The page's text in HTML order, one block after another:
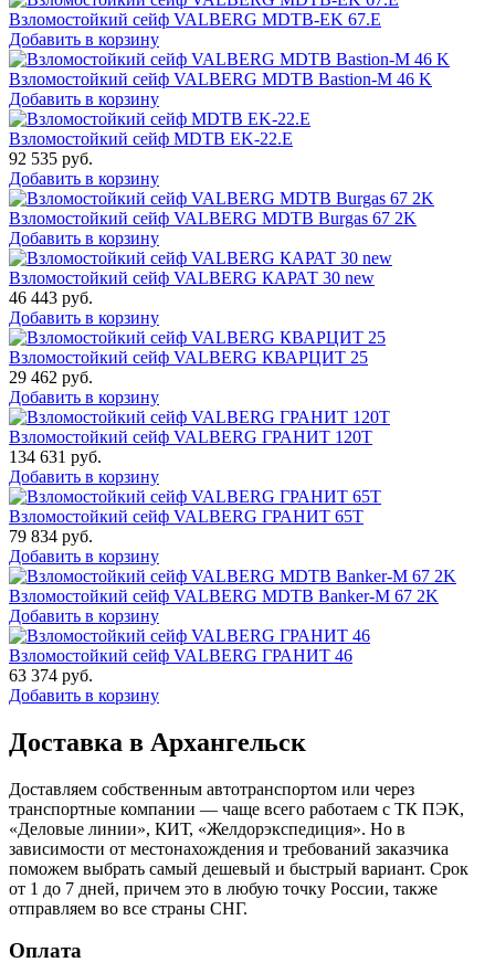
Взломостойкий сейф VALBERG MDTB-EK 67.E
Добавить в корзину
Взломостойкий сейф VALBERG MDTB Bastion-M 46 K
Добавить в корзину
Взломостойкий сейф MDTB EK-22.E
92 535 руб.
Добавить в корзину
Взломостойкий сейф VALBERG MDTB Burgas 67 2K
Добавить в корзину
Взломостойкий сейф VALBERG КАРАТ 30 new
46 443 руб.
Добавить в корзину
Взломостойкий сейф VALBERG КВАРЦИТ 25
29 462 руб.
Добавить в корзину
Взломостойкий сейф VALBERG ГРАНИТ 120Т
134 631 руб.
Добавить в корзину
Взломостойкий сейф VALBERG ГРАНИТ 65Т
79 834 руб.
Добавить в корзину
Взломостойкий сейф VALBERG MDTB Banker-M 67 2K
Добавить в корзину
Взломостойкий сейф VALBERG ГРАНИТ 46
63 374 руб.
Добавить в корзину
Доставка в Архангельск
Доставляем собственным автотранспортом или через
транспортные компании — чаще всего работаем с ТК ПЭК,
«Деловые линии», КИТ, «Желдорэкспедиция». Но в
зависимости от местонахождения и требований заказчика
поможем выбрать самый дешевый и быстрый вариант. Срок
от 1 до 7 дней, причем это в любую точку России, также
отправляем во все страны СНГ.
Оплата